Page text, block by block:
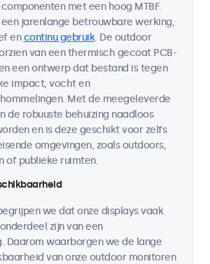
met een hoog MTBF.
jarenlange betrouwbare werking,
encontinu gebruik. De outdoor
van een thermisch gecoat PCB-
een ontwerp dat bestand is tegen
impact, vocht en
Met de meegeleverde
de robuuste behuizing naadloos
en is deze geschikt voor zelfs
omgevingen, zoals outdoors,
of publieke ruimten.
we dat onze displays vaak
zijn van een
Daarom waarborgen we de lange
van onze outdoor monitoren